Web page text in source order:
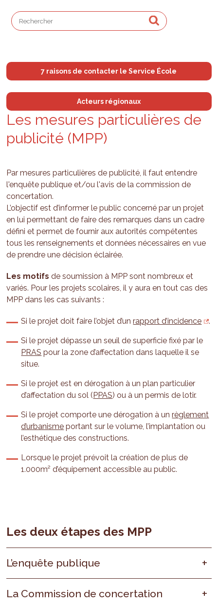
7 raisons de contacter le Service École
Acteurs régionaux
Les mesures par­ti­cu­lières de
publi­cité (MPP)
Par mesures particulières de publicité, il faut entendre
l'enquête publique et/ou l'avis de la commission de
concertation.
L’objectif est d’informer le public concerné par un projet
en lui permettant de faire des remarques dans un cadre
défini et permet de fournir aux autorités compétentes
tous les renseignements et données nécessaires en vue
de prendre une décision éclairée.
Les motifs de soumission à MPP sont nombreux et
variés. Pour les projets scolaires, il y aura en tout cas des
MPP dans les cas suivants :
Si le projet doit faire l’objet d’unrapport d’incidence .
Si le projet dépasse un seuil de superficie fixé par le
PRAS pour la zone d’affectation dans laquelle il se
situe.
Si le projet est en dérogation à un plan particulier
d’affectation du sol ( PPAS) ou à un permis de lotir.
Si le projet comporte une dérogation à unrèglement
d’urbanisme portant sur le volume, l’implantation ou
l’esthétique des constructions.
Lorsque le projet prévoit la création de plus de
1.000m² d’équipement accessible au public.
Les deux étapes des MPP
L’enquête publique
La Commission de concertation